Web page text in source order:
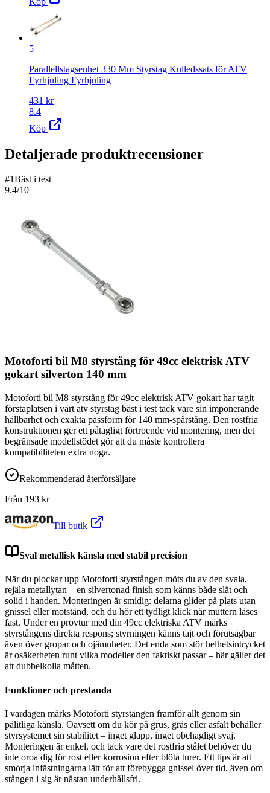
5
Parallellstagsenhet 330 Mm Styrstag Kulledssats för ATV
Fyrhjuling Fyrhjuling
431 kr
8.4
Köp
Detaljerade produktrecensioner
#1Bäst i test
9.4/10
Motoforti bil M8 styrstång för 49cc elektrisk ATV
gokart silverton 140 mm
Motoforti bil M8 styrstång för 49cc elektrisk ATV gokart har tagit
förstaplatsen i vårt atv styrstag bäst i test tack vare sin imponerande
hållbarhet och exakta passform för 140 mm-spårstång. Den rostfria
konstruktionen ger ett påtagligt förtroende vid montering, men det
begränsade modellstödet gör att du måste kontrollera
kompatibiliteten extra noga.
Rekommenderad återförsäljare
Från 193 kr
Till butik
Sval metallisk känsla med stabil precision
När du plockar upp Motoforti styrstången möts du av den svala,
rejäla metallytan – en silvertonad finish som känns både slät och
solid i handen. Monteringen är smidig: delarna glider på plats utan
gnissel eller motstånd, och du hör ett tydligt klick när muttern låses
fast. Under en provtur med din 49cc elektriska ATV märks
styrstångens direkta respons; styrningen känns tajt och förutsägbar
även över gropar och ojämnheter. Det enda som stör helhetsintrycket
är osäkerheten runt vilka modeller den faktiskt passar – här gäller det
att dubbelkolla måtten.
Funktioner och prestanda
I vardagen märks Motoforti styrstången framför allt genom sin
pålitliga känsla. Oavsett om du kör på grus, gräs eller asfalt behåller
styrsystemet sin stabilitet – inget glapp, inget obehagligt svaj.
Monteringen är enkel, och tack vare det rostfria stålet behöver du
inte oroa dig för rost eller korrosion efter blöta turer. Ett tips är att
smörja infästningarna lätt för att förebygga gnissel över tid, även om
stången i sig är nästan underhållsfri.